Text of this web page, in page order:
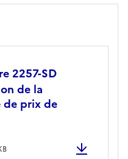
2257-SD
de la
prix de